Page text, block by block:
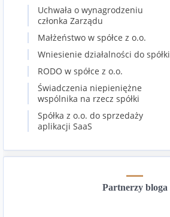
Uchwała o wynagrodzeniu
członka Zarządu
Małżeństwo w spółce z o.o.
Wniesienie działalności do spółki
RODO w spółce z o.o.
Świadczenia niepieniężne
wspólnika na rzecz spółki
Spółka z o.o. do sprzedaży
aplikacji SaaS
Partnerzy bloga